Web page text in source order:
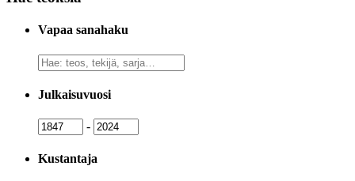
Vapaa sanahaku
Vapaa
sanahaku
Julkaisuvuosi
Julkaisuvuosi
- Julkaisuvuosi
Kustantaja